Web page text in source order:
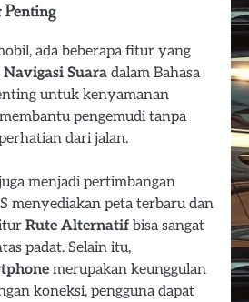
ada beberapa fitur yang
Navigasi Suara dalam Bahasa
untuk kenyamanan
pengemudi tanpa
dari jalan.
menjadi pertimbangan
menyediakan peta terbaru dan
Rute Alternatif bisa sangat
padat. Selain itu,
merupakan keunggulan
koneksi, pengguna dapat